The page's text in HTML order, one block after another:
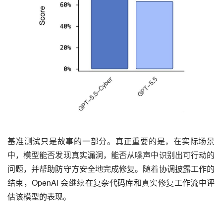
基准测试只是故事的一部分。真正重要的是，在实际场景
中，模型能否发现真实漏洞，能否从噪声中识别出可行动的
问题，并帮助防守方安全地完成修复。随着协调披露工作的
结束，OpenAI 会继续在复杂代码库和真实修复工作流中评
估该模型的表现。